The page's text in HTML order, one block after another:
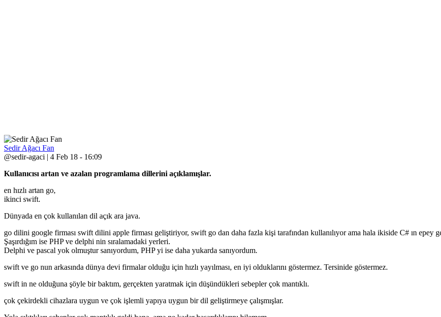
Sedir Ağacı Fan
@sedir-agaci | 4 Feb 18 - 16:09
Kullanıcısı artan ve azalan programlama dillerini açıklamışlar.
en hızlı artan go,
ikinci swift.
Dünyada en çok kullanılan dil açık ara java.
go dilini google firması swift dilini apple firması geliştiriyor, swift go dan daha fazla kişi tarafından kullanılıyor ama hala ikiside C# ın epey
Şaşırdığım ise PHP ve delphi nin sıralamadaki yerleri.
Delphi ve pascal yok olmuştur sanıyordum, PHP yi ise daha yukarda sanıyordum.
swift ve go nun arkasında dünya devi firmalar olduğu için hızlı yayılması, en iyi olduklarını göstermez. Tersinide göstermez.
swift in ne olduğuna şöyle bir baktım, gerçekten yaratmak için düşündükleri sebepler çok mantıklı.
çok çekirdekli cihazlara uygun ve çok işlemli yapıya uygun bir dil geliştirmeye çalışmışlar.